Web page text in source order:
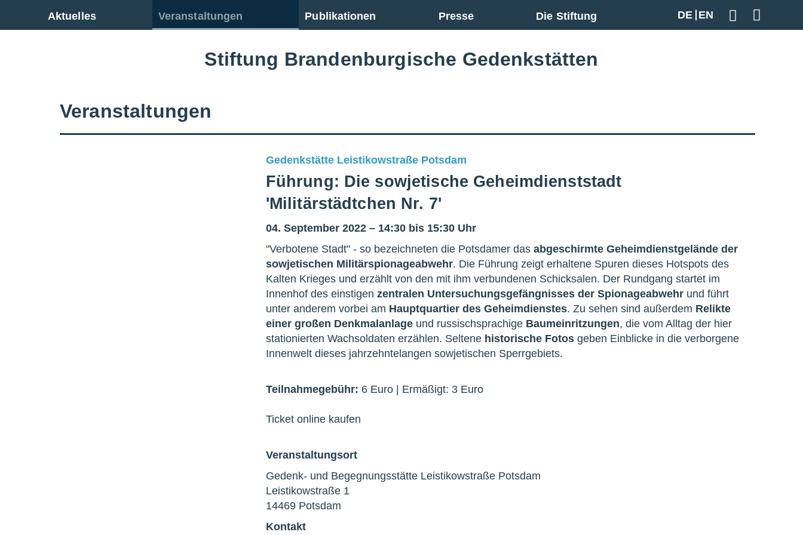
Aktuelles Veranstaltungen Publikationen Presse Die Stiftung DE EN
Zur Gesamtübersicht
Stiftung Brandenburgische Gedenkstätten
Veranstaltungen
Gedenkstätte Leistikowstraße Potsdam
Führung: Die sowjetische Geheimdienststadt
'Militärstädtchen Nr. 7'
04. September 2022 – 14:30 bis 15:30 Uhr
"Verbotene Stadt" - so bezeichneten die Potsdamer das abgeschirmte Geheimdienstgelände der
sowjetischen Militärspionageabwehr. Die Führung zeigt erhaltene Spuren dieses Hotspots des
Kalten Krieges und erzählt von den mit ihm verbundenen Schicksalen. Der Rundgang startet im
Innenhof des einstigen zentralen Untersuchungsgefängnisses der Spionageabwehrund führt
unter anderem vorbei am Hauptquartier des Geheimdienstes. Zu sehen sind außerdem Relikte
einer großen Denkmalanlageund russischsprachige Baumeinritzungen, die vom Alltag der hier
stationierten Wachsoldaten erzählen. Seltene historische Fotosgeben Einblicke in die verborgene
Innenwelt dieses jahrzehntelangen sowjetischen Sperrgebiets.
Teilnahmegebühr: 6 Euro | Ermäßigt: 3 Euro
Ticket online kaufen
Veranstaltungsort
Gedenk- und Begegnungsstätte Leistikowstraße Potsdam
Leistikowstraße 1
14469 Potsdam
Kontakt